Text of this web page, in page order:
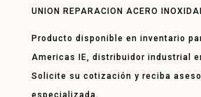
UNION REPARACION ACERO
Producto disponible en inventario
Americas IE, distribuidor industrial
Solicite su cotización y reciba
especializada.